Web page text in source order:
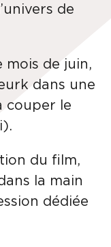
de
mois de juin,
dans une
couper le
du film,
la main
dédiée